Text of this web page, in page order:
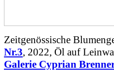
Zeitgenössische
Nr.3, 2022, Öl auf
Galerie Cyprian